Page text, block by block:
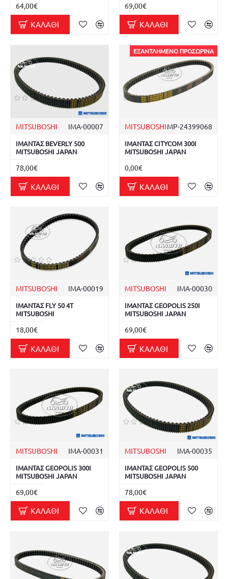
64,00€
ΚΑΛΆΘΙ
69,00€
ΚΑΛΆΘΙ
MITSUBOSHI ΙΜΑ-00007
ΙΜΑΝΤΑΣ BEVERLY 500
MITSUBOSHI JAPAN
78,00€
ΚΑΛΆΘΙ
ΕΞΑΝΤΛΗΜΈΝΟ ΠΡΟΣΩΡΙΝΆ
MITSUBOSHIMP-24399068
ΙΜΑΝΤΑΣ CITYCOM 300I
MITSUBOSHI JAPAN
0,00€
ΚΑΛΆΘΙ
MITSUBOSHI ΙΜΑ-00019
ΙΜΑΝΤΑΣ FLY 50 4T
MITSUBOSHI
18,00€
ΚΑΛΆΘΙ
MITSUBOSHI ΙΜΑ-00030
ΙΜΑΝΤΑΣ GEOPOLIS 250I
MITSUBOSHI JAPAN
69,00€
ΚΑΛΆΘΙ
MITSUBOSHI ΙΜΑ-00031
ΙΜΑΝΤΑΣ GEOPOLIS 300I
MITSUBOSHI JAPAN
69,00€
ΚΑΛΆΘΙ
MITSUBOSHI ΙΜΑ-00035
ΙΜΑΝΤΑΣ GEOPOLIS 500
MITSUBOSHI JAPAN
78,00€
ΚΑΛΆΘΙ